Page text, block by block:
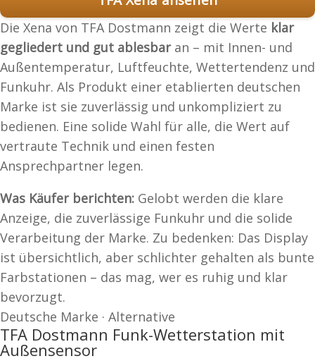
Die Xena von TFA Dostmann zeigt die Werte klar
gegliedert und gut ablesbaran – mit Innen- und
Außentemperatur, Luftfeuchte, Wettertendenz und
Funkuhr. Als Produkt einer etablierten deutschen
Marke ist sie zuverlässig und unkompliziert zu
bedienen. Eine solide Wahl für alle, die Wert auf
vertraute Technik und einen festen
Ansprechpartner legen.
Was Käufer berichten: Gelobt werden die klare
Anzeige, die zuverlässige Funkuhr und die solide
Verarbeitung der Marke. Zu bedenken: Das Display
ist übersichtlich, aber schlichter gehalten als bunte
Farbstationen – das mag, wer es ruhig und klar
bevorzugt.
Deutsche Marke · Alternative
TFA Dostmann Funk-Wetterstation mit
Außensensor